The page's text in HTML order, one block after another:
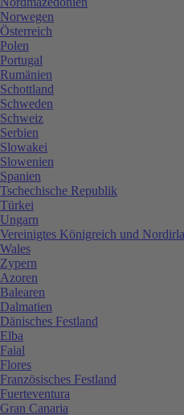
Norwegen
Österreich
Polen
Portugal
Rumänien
Schottland
Schweden
Schweiz
Serbien
Slowakei
Slowenien
Spanien
Tschechische Republik
Türkei
Ungarn
Vereinigtes Königreich und
Wales
Zypern
Azoren
Balearen
Dalmatien
Dänisches Festland
Elba
Faial
Flores
Französisches Festland
Fuerteventura
Gran Canaria